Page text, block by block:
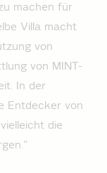
machen für
Villa macht
von
von MINT-
In der
Entdecker von
die